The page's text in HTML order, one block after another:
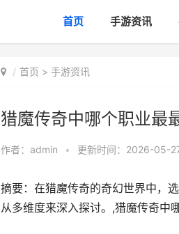
首页 手游资讯
首页 > 手游资讯
猎魔传奇中哪个职业最
作者： admin • 更新时间：2026-05-
摘要：在猎魔传奇的奇幻世界中，
从多维度来深入探讨。,猎魔传奇中